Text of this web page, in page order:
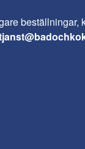
beställningar,